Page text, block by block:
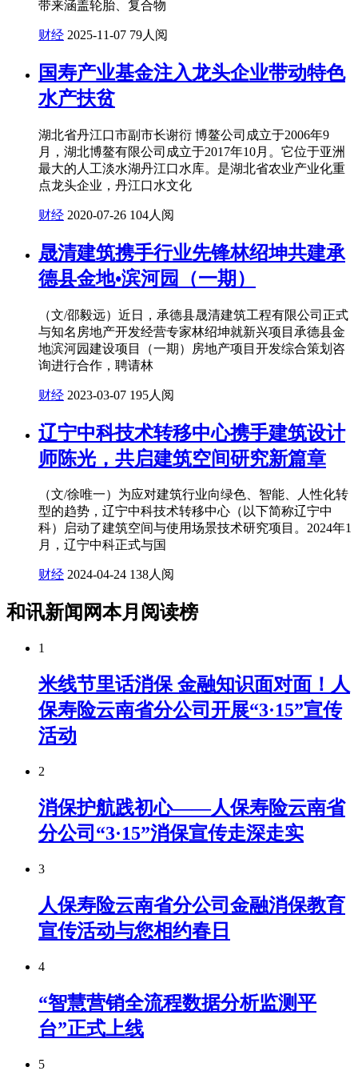
带来涵盖轮胎、复合物
财经 2025-11-07 79人阅
国寿产业基金注入龙头企业带动特色
水产扶贫
湖北省丹江口市副市长谢衍 博鳌公司成立于2006年9
月，湖北博鳌有限公司成立于2017年10月。它位于亚洲
最大的人工淡水湖丹江口水库。是湖北省农业产业化重
点龙头企业，丹江口水文化
财经 2020-07-26 104人阅
晟清建筑携手行业先锋林绍坤共建承
德县金地•滨河园（一期）
（文/邵毅远）近日，承德县晟清建筑工程有限公司正式
与知名房地产开发经营专家林绍坤就新兴项目承德县金
地滨河园建设项目（一期）房地产项目开发综合策划咨
询进行合作，聘请林
财经 2023-03-07 195人阅
辽宁中科技术转移中心携手建筑设计
师陈光，共启建筑空间研究新篇章
（文/徐唯一）为应对建筑行业向绿色、智能、人性化转
型的趋势，辽宁中科技术转移中心（以下简称辽宁中
科）启动了建筑空间与使用场景技术研究项目。2024年1
月，辽宁中科正式与国
财经 2024-04-24 138人阅
和讯新闻网本月阅读榜
1
米线节里话消保 金融知识面对面！人
保寿险云南省分公司开展“3·15”宣传
活动
2
消保护航践初心——人保寿险云南省
分公司“3·15”消保宣传走深走实
3
人保寿险云南省分公司金融消保教育
宣传活动与您相约春日
4
“智慧营销全流程数据分析监测平
台”正式上线
5